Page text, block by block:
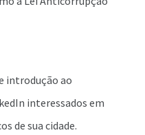
introdução ao
interessados em
de sua cidade.